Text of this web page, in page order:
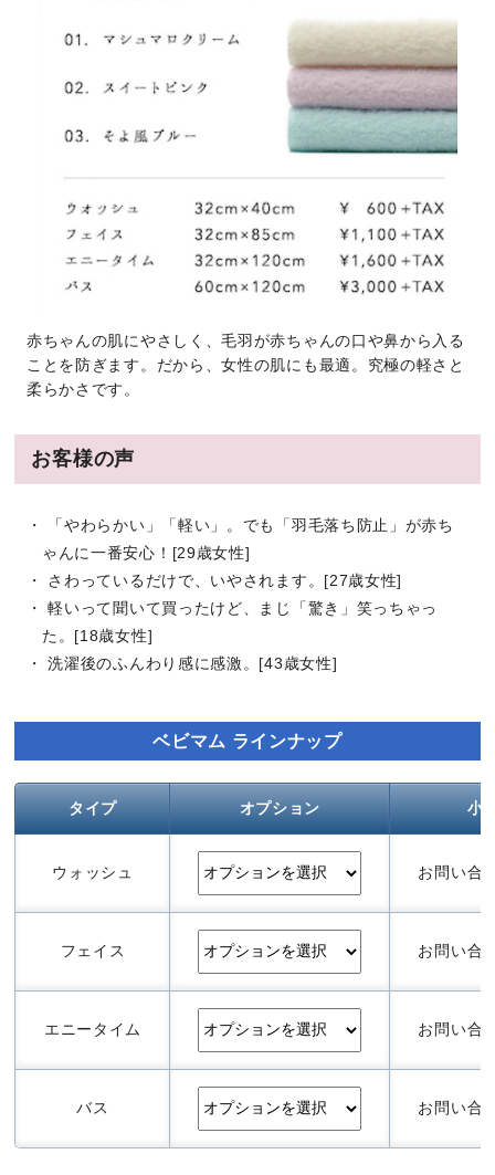
赤ちゃんの肌にやさしく、毛羽が赤ちゃんの口や鼻から入る
ことを防ぎます。だから、女性の肌にも最適。究極の軽さと
柔らかさです。
お客様の声
・ 「やわらかい」「軽い」。でも「羽毛落ち防止」が赤ち
ゃんに一番安心！[29歳女性]
・ さわっているだけで、いやされます。[27歳女性]
・ 軽いって聞いて買ったけど、まじ「驚き」笑っちゃっ
た。[18歳女性]
・ 洗濯後のふんわり感に感激。[43歳女性]
ベビマム ラインナップ
タイプ オプション 小
ウォッシュ お問い合
フェイス お問い合
エニータイム お問い合
バス お問い合